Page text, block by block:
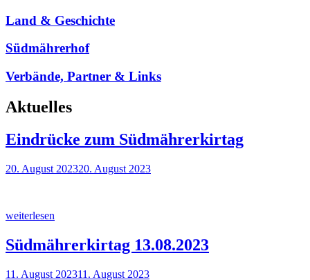
Land & Geschichte
Südmährerhof
Verbände, Partner & Links
Aktuelles
Eindrücke zum Südmährerkirtag
20. August 202320. August 2023
weiterlesen
Südmährerkirtag 13.08.2023
11. August 202311. August 2023